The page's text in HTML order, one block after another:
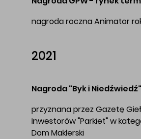
nagroda roczna Animator
2021
Nagroda "Byk i Niedźwiedź"
przyznana przez Gazetę
Inwestorów "Parkiet" w
Dom Maklerski